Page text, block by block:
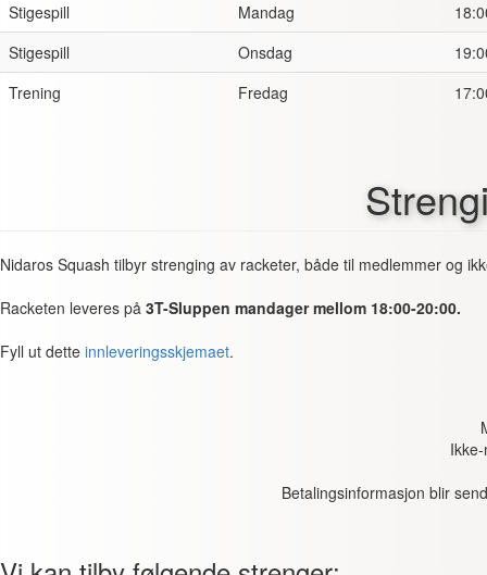
Stigespill
Mandag
Stigespill
Onsdag
Trening
Fredag
Nidaros Squash tilbyr strenging av racketer, både til medlemmer og
Racketen leveres på 3T-Sluppen mandager mellom 18:00-20:00.
Fyll ut dette innleveringsskjemaet.
Betalingsinformasjon blir